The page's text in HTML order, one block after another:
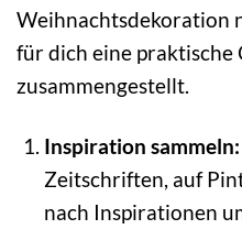
Weihnachtsdekoration
für dich eine praktische
zusammengestellt.
Inspiration sammeln:
Zeitschriften, auf
nach Inspirationen